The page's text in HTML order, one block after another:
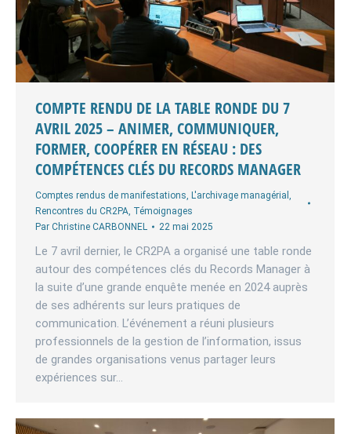
COMPTE RENDU DE LA TABLE RONDE DU 7
AVRIL 2025 – ANIMER, COMMUNIQUER,
FORMER, COOPÉRER EN RÉSEAU : DES
COMPÉTENCES CLÉS DU RECORDS MANAGER
Comptes rendus de manifestations, L'archivage managérial ,
Rencontres du CR2PA, Témoignages
Par Christine CARBONNEL 22 mai 2025
Le 7 avril dernier, le CR2PA a organisé une table ronde
autour des compétences clés du Records Manager à
la suite d’une grande enquête menée en 2024 auprès
de ses adhérents sur leurs pratiques de
communication. L’événement a réuni plusieurs
professionnels de la gestion de l’information, issus
de grandes organisations venus partager leurs
expériences sur…